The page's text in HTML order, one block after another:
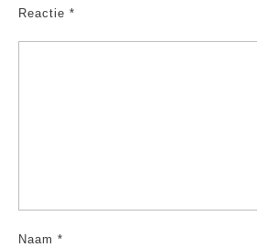
Reactie *
Naam *